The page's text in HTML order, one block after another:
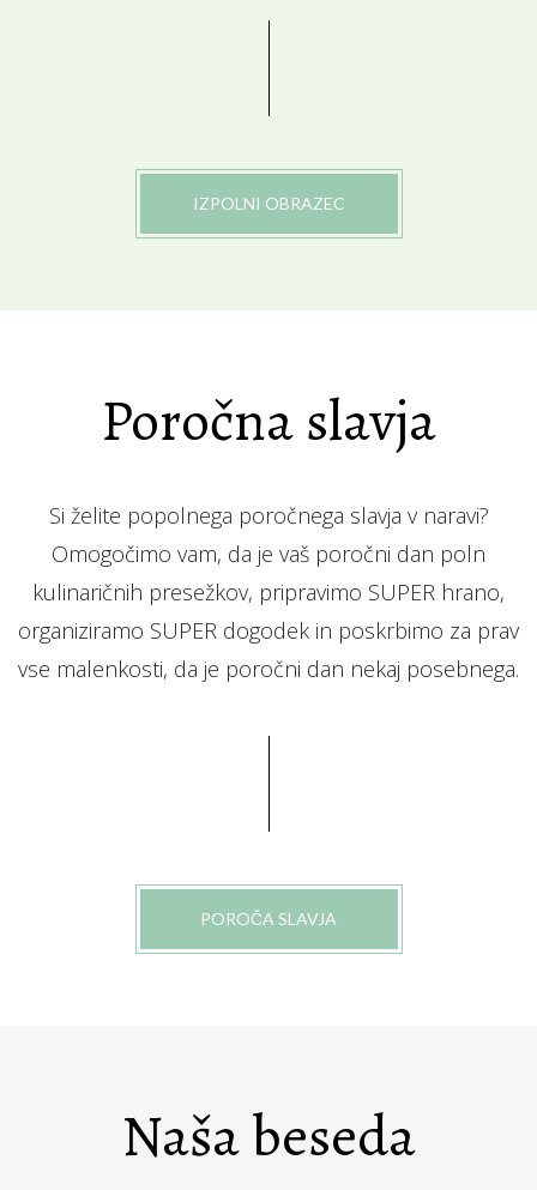
IZPOLNI OBRAZEC
Poročna slavja
Si želite popolnega poročnega slavja v naravi?
Omogočimo vam, da je vaš poročni dan poln
kulinaričnih presežkov, pripravimo SUPER hrano,
organiziramo SUPER dogodek in poskrbimo za prav
vse malenkosti, da je poročni dan nekaj posebnega.
POROČA SLAVJA
Naša beseda